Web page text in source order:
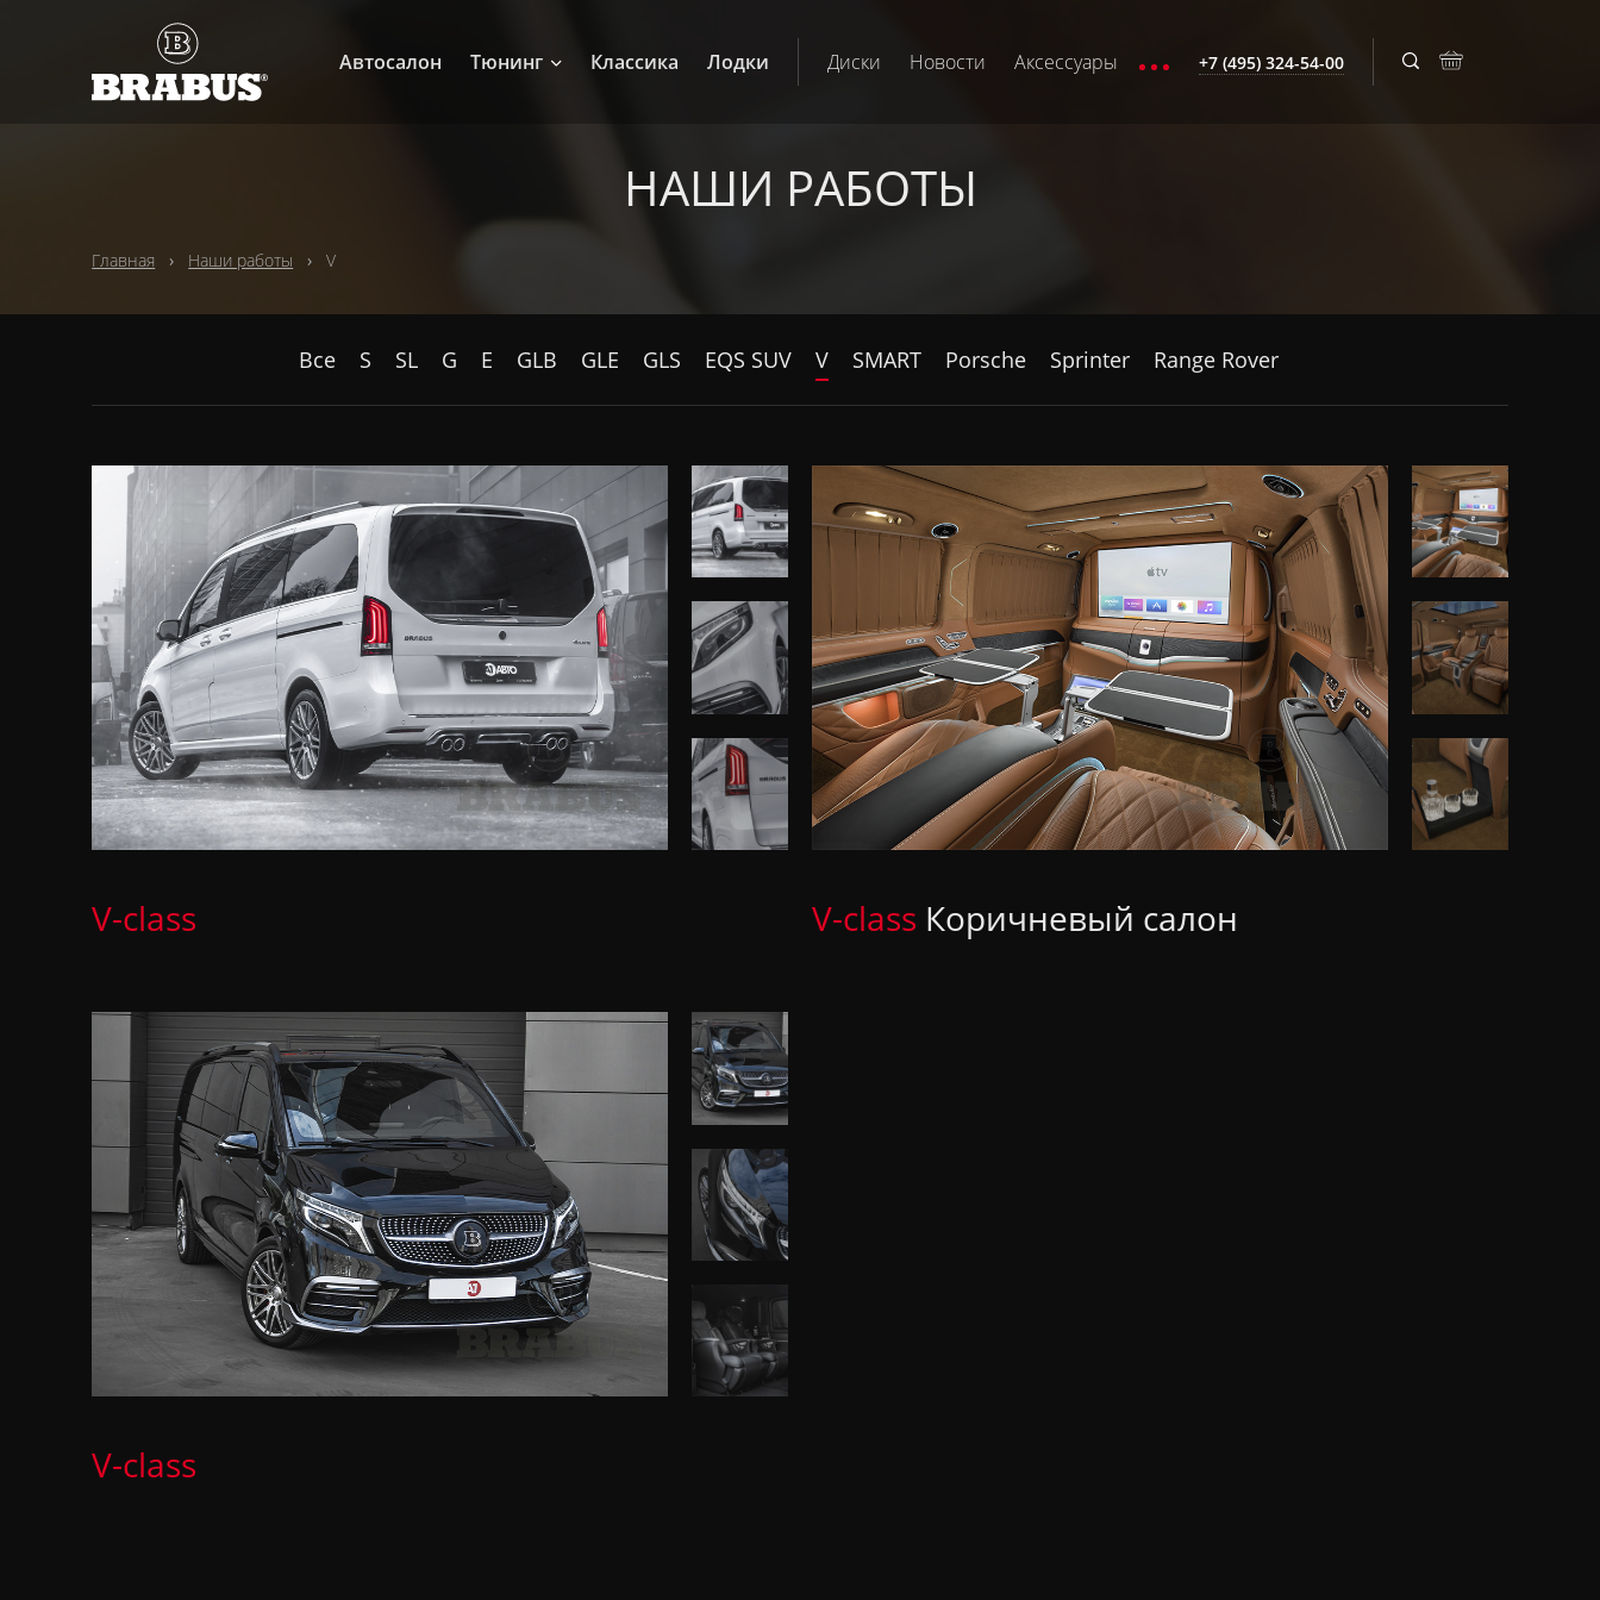
Автосалон Тюнинг Классика Лодки Диски Новости Аксессуары +7 (495) 324-54-00
НАШИ РАБОТЫ
Главная Наши работы V
Все S SL G E GLB GLE GLS EQS SUV V SMART Porsche Sprinter Range Rover
V-class V-class Коричневый салон
V-class